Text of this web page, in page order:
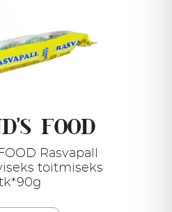
FOOD
Rasvapall
toitmiseks